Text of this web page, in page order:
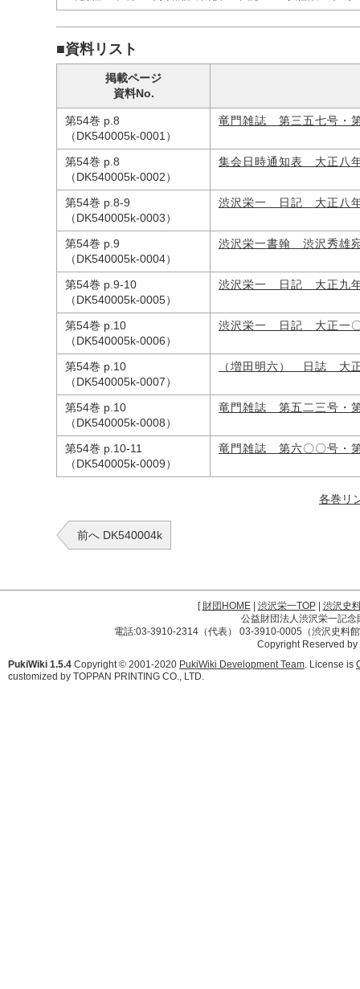
■資料リスト
掲載ページ
資料No.
第54巻 p.8
（DK540005k-0001）
竜門雑誌 第三五七号・
第54巻 p.8
（DK540005k-0002）
集会日時通知表 大正八
第54巻 p.8-9
（DK540005k-0003）
渋沢栄一 日記 大正八
第54巻 p.9
（DK540005k-0004）
渋沢栄一書翰 渋沢秀雄
第54巻 p.9-10
（DK540005k-0005）
渋沢栄一 日記 大正九
第54巻 p.10
（DK540005k-0006）
渋沢栄一 日記 大正一
第54巻 p.10
（DK540005k-0007）
（増田明六） 日誌 大
第54巻 p.10
（DK540005k-0008）
竜門雑誌 第五二三号・
第54巻 p.10-11
（DK540005k-0009）
竜門雑誌 第六〇〇号・
各巻リ
前へ DK540004k
[財団HOME| 渋沢栄一TOP| 渋沢史
公益財団法人渋沢栄一記
電話:03-3910-2314（代表） 03-3910-0005（渋沢史料
Copyright Reserved
PukiWiki 1.5.4 Copyright © 2001-2020 PukiWiki Development Team. License is
customized by TOPPAN PRINTING CO., LTD.